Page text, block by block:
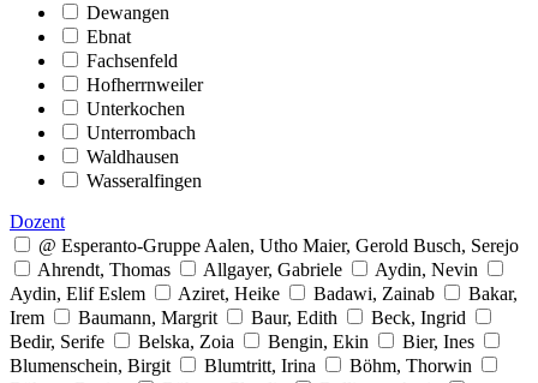
Dewangen
Ebnat
Fachsenfeld
Hofherrnweiler
Unterkochen
Unterrombach
Waldhausen
Wasseralfingen
Dozent
@ Esperanto-Gruppe Aalen, Utho Maier, Gerold Busch, Serejo
Ahrendt, Thomas
Allgayer, Gabriele
Aydin, Nevin
Aydin, Elif Eslem
Aziret, Heike Badawi, Zainab
Bakar,
Irem
Baumann, Margrit Baur, Edith
Beck, Ingrid
Bedir, Serife
Belska, Zoia Bengin, Ekin
Bier, Ines
Blumenschein, Birgit
Blumtritt, Irina
Böhm, Thorwin